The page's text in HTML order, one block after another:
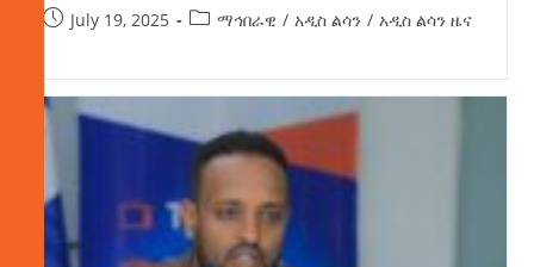
July 19, 2025 ማኅበራዊ / አዲስ ልሳን / አዲስ ልሳን ዜና